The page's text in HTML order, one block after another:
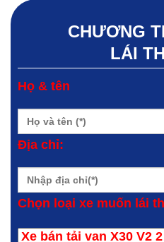
CHƯƠNG
LÁI
Họ & tên
Địa chỉ:
Chọn loại xe muốn lái